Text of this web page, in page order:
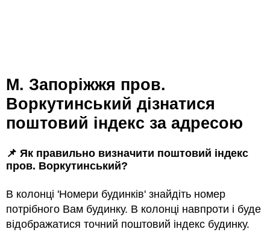
м. Запоріжжя пров.
Воркутинський дізнатися
поштовий індекс за адресою
📌 Як правильно визначити поштовий індекс
пров. Воркутинський?
В колонці 'Номери будинків' знайдіть номер
потрібного Вам будинку. В колонці навпроти і буде
відображатися точний поштовий індекс будинку.